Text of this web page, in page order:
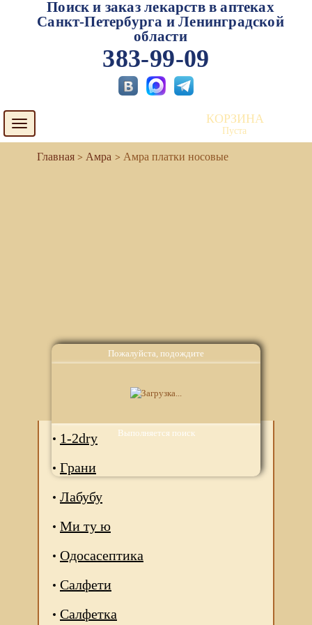
Пожалуйста, подождите
Выполняется поиск
Поиск и заказ лекарств в аптеках
Санкт-Петербурга и Ленинградской
области
383-99-09
Toggle
navigation
КОРЗИНА
Пуста
Амра Амра платки носовые
Аналоги
1-2dry
Грани
Лабубу
Ми ту ю
Одосасептика
Салфети
Салфетка